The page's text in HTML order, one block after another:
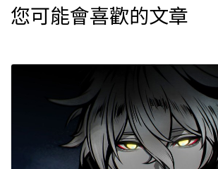
您可能會喜歡的文章